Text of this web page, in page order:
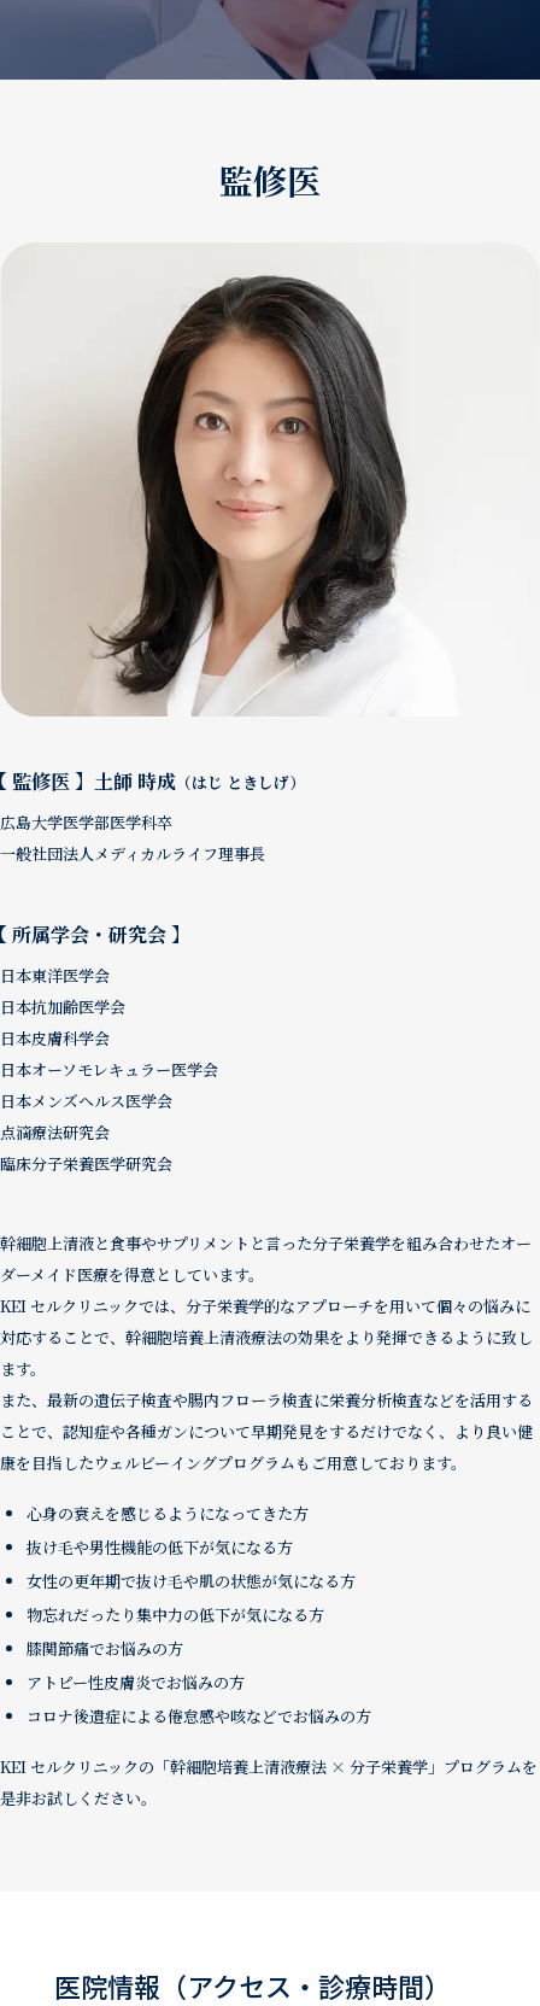
監修医
監修医 】土師 時成 （はじ ときしげ）
広島大学医学部医学科卒
一般社団法人メディカルライフ理事長
所属学会・研究会 】
日本東洋医学会
日本抗加齢医学会
日本皮膚科学会
日本オーソモレキュラー医学会
日本メンズヘルス医学会
点滴療法研究会
臨床分子栄養医学研究会
幹細胞上清液と食事やサプリメントと言った分子栄養学を組み合わせたオー
ダーメイド医療を得意としています。
KEI セルクリニックでは、分子栄養学的なアプローチを用いて個々の悩みに
対応することで、幹細胞培養上清液療法の効果をより発揮できるように致し
ます。
また、最新の遺伝子検査や腸内フローラ検査に栄養分析検査などを活用する
ことで、認知症や各種ガンについて早期発見をするだけでなく、より良い健
康を目指したウェルビーイングプログラムもご用意しております。
心身の衰えを感じるようになってきた方
抜け毛や男性機能の低下が気になる方
女性の更年期で抜け毛や肌の状態が気になる方
物忘れだったり集中力の低下が気になる方
膝関節痛でお悩みの方
アトピー性皮膚炎でお悩みの方
コロナ後遺症による倦怠感や咳などでお悩みの方
KEI セルクリニックの「幹細胞培養上清液療法 × 分子栄養学」プログラムを
是非お試しください。
医院情報（アクセス・診療時間）